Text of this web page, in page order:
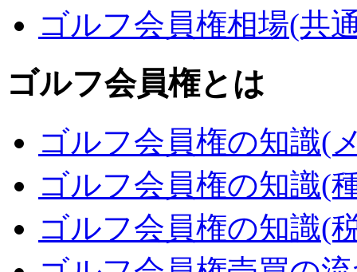
ゴルフ会員権相場(共
ゴルフ会員権とは
ゴルフ会員権の知識(
ゴルフ会員権の知識(
ゴルフ会員権の知識(